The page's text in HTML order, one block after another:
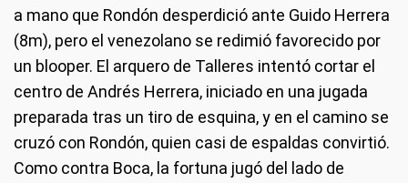
a mano que Rondón desperdició ante Guido Herrera
(8m), pero el venezolano se redimió favorecido por
un blooper. El arquero de Talleres intentó cortar el
centro de Andrés Herrera, iniciado en una jugada
preparada tras un tiro de esquina, y en el camino se
cruzó con Rondón, quien casi de espaldas convirtió.
Como contra Boca, la fortuna jugó del lado de